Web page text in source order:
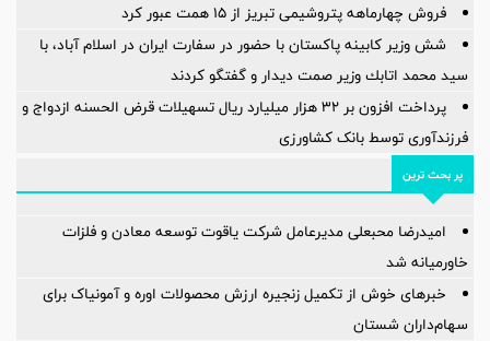
فروش چهارماهه پتروشیمی تبریز از ۱۵ همت عبور کرد
شش وزیر کابینه پاکستان با حضور در سفارت ایران در اسلام آباد، با
سيد محمد اتابك وزير صمت ديدار و گفتگو كردند
پرداخت افزون بر 32 هزار میلیارد ریال تسهیلات قرض الحسنه ازدواج و
فرزندآوری توسط بانک کشاورزی
پر بحث ترین
امیدرضا محبعلی مدیرعامل شرکت یاقوت توسعه معادن و فلزات
خاورمیانه شد
خبرهای خوش از تکمیل زنجیره ارزش محصولات اوره و آمونیاک برای
سهام‌داران شستان